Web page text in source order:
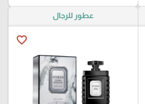
عطور للرجال
favorite_border